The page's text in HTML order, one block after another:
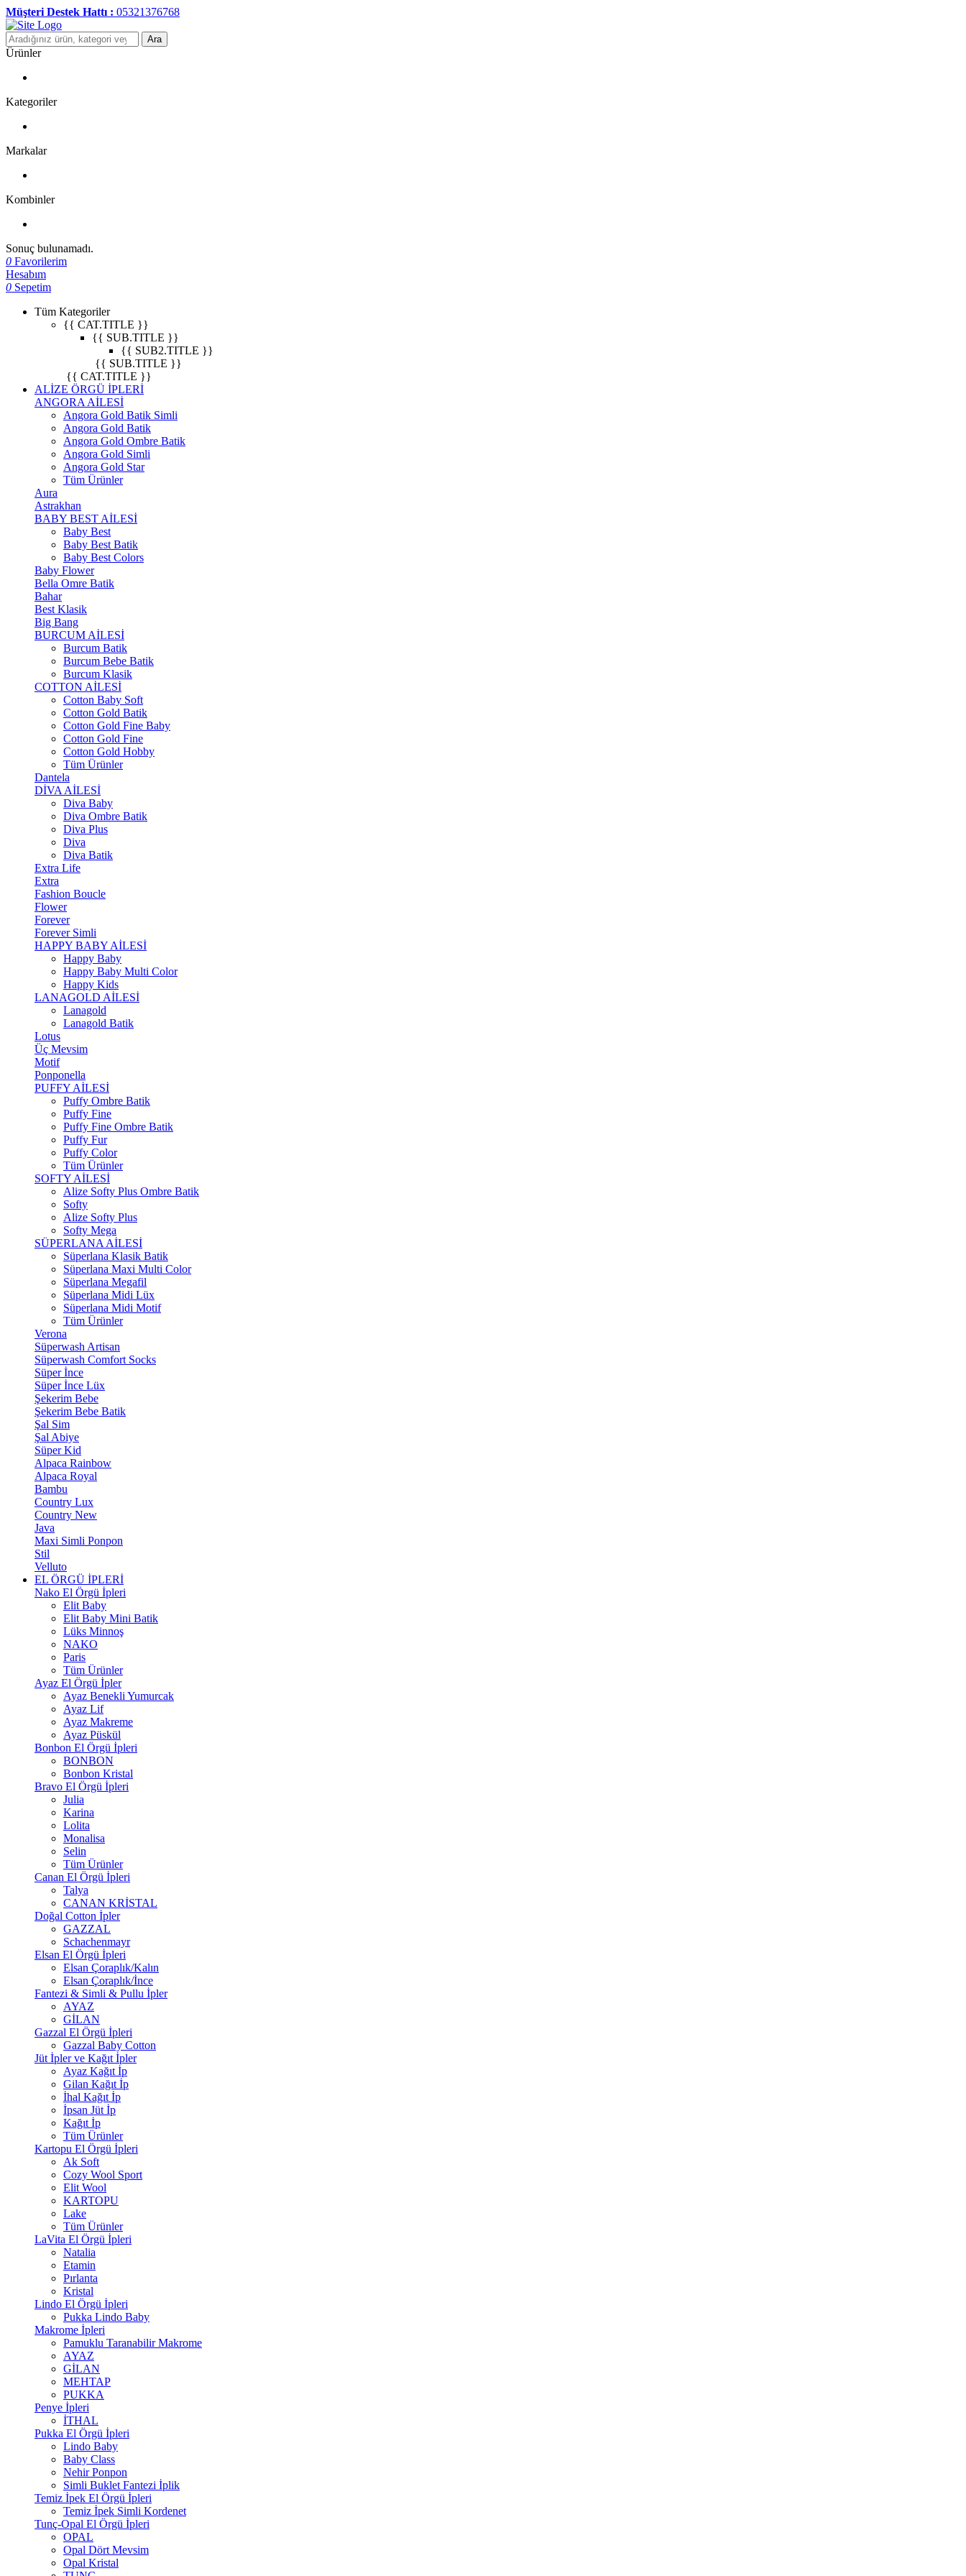
Müşteri Destek Hattı : 05321376768
Ara
Ürünler
Kategoriler
Markalar
Kombinler
Sonuç bulunamadı.
0 Favorilerim
Hesabım
0 Sepetim
Tüm Kategoriler
{{ CAT.TITLE }}
{{ SUB.TITLE }}
{{ SUB2.TITLE }}
{{ SUB.TITLE }}
{{ CAT.TITLE }}
ALİZE ÖRGÜ İPLERİ
ANGORA AİLESİ
Angora Gold Batik Simli
Angora Gold Batik
Angora Gold Ombre Batik
Angora Gold Simli
Angora Gold Star
Tüm Ürünler
Aura
Astrakhan
BABY BEST AİLESİ
Baby Best
Baby Best Batik
Baby Best Colors
Baby Flower
Bella Omre Batik
Bahar
Best Klasik
Big Bang
BURCUM AİLESİ
Burcum Batik
Burcum Bebe Batik
Burcum Klasik
COTTON AİLESİ
Cotton Baby Soft
Cotton Gold Batik
Cotton Gold Fine Baby
Cotton Gold Fine
Cotton Gold Hobby
Tüm Ürünler
Dantela
DİVA AİLESİ
Diva Baby
Diva Ombre Batik
Diva Plus
Diva
Diva Batik
Extra Life
Extra
Fashion Boucle
Flower
Forever
Forever Simli
HAPPY BABY AİLESİ
Happy Baby
Happy Baby Multi Color
Happy Kids
LANAGOLD AİLESİ
Lanagold
Lanagold Batik
Lotus
Üç Mevsim
Motif
Ponponella
PUFFY AİLESİ
Puffy Ombre Batik
Puffy Fine
Puffy Fine Ombre Batik
Puffy Fur
Puffy Color
Tüm Ürünler
SOFTY AİLESİ
Alize Softy Plus Ombre Batik
Softy
Alize Softy Plus
Softy Mega
SÜPERLANA AİLESİ
Süperlana Klasik Batik
Süperlana Maxi Multi Color
Süperlana Megafil
Süperlana Midi Lüx
Süperlana Midi Motif
Tüm Ürünler
Verona
Süperwash Artisan
Süperwash Comfort Socks
Süper İnce
Süper İnce Lüx
Şekerim Bebe
Şekerim Bebe Batik
Şal Sim
Şal Abiye
Süper Kid
Alpaca Rainbow
Alpaca Royal
Bambu
Country Lux
Country New
Java
Maxi Simli Ponpon
Stil
Velluto
EL ÖRGÜ İPLERİ
Nako El Örgü İpleri
Elit Baby
Elit Baby Mini Batik
Lüks Minnoş
NAKO
Paris
Tüm Ürünler
Ayaz El Örgü İpler
Ayaz Benekli Yumurcak
Ayaz Lif
Ayaz Makreme
Ayaz Püskül
Bonbon El Örgü İpleri
BONBON
Bonbon Kristal
Bravo El Örgü İpleri
Julia
Karina
Lolita
Monalisa
Selin
Tüm Ürünler
Canan El Örgü İpleri
Talya
CANAN KRİSTAL
Doğal Cotton İpler
GAZZAL
Schachenmayr
Elsan El Örgü İpleri
Elsan Çoraplık/Kalın
Elsan Çoraplık/İnce
Fantezi & Simli & Pullu İpler
AYAZ
GİLAN
Gazzal El Örgü İpleri
Gazzal Baby Cotton
Jüt İpler ve Kağıt İpler
Ayaz Kağıt İp
Gilan Kağıt İp
İhal Kağıt İp
İpsan Jüt İp
Kağıt İp
Tüm Ürünler
Kartopu El Örgü İpleri
Ak Soft
Cozy Wool Sport
Elit Wool
KARTOPU
Lake
Tüm Ürünler
LaVita El Örgü İpleri
Natalia
Etamin
Pırlanta
Kristal
Lindo El Örgü İpleri
Pukka Lindo Baby
Makrome İpleri
Pamuklu Taranabilir Makrome
AYAZ
GİLAN
MEHTAP
PUKKA
Penye İpleri
İTHAL
Pukka El Örgü İpleri
Lindo Baby
Baby Class
Nehir Ponpon
Simli Buklet Fantezi İplik
Temiz İpek El Örgü İpleri
Temiz İpek Simli Kordenet
Tunç-Opal El Örgü İpleri
OPAL
Opal Dört Mevsim
Opal Kristal